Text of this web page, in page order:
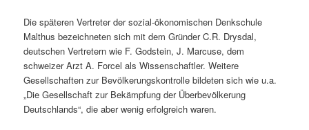
Die späteren Vertreter der sozial-ökonomischen Denkschule
Malthus bezeichneten sich mit dem Gründer C.R. Drysdal,
deutschen Vertretern wie F. Godstein, J. Marcuse, dem
schweizer Arzt A. Forcel als Wissenschaftler. Weitere
Gesellschaften zur Bevölkerungskontrolle bildeten sich wie u.a.
„Die Gesellschaft zur Bekämpfung der Überbevölkerung
Deutschlands“, die aber wenig erfolgreich waren.